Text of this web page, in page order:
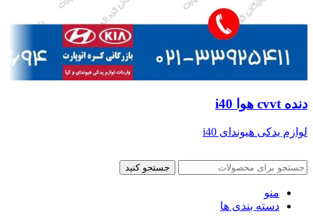
دنده cvvt هوا i40
لوازم یدکی هیوندای i40
جستجو کنید
منو
دسته بندی ها